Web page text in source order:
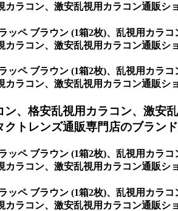
カラコン、激安乱視用カラコン通販シ
ッペ ブラウン (1箱2枚)、乱視用カ
カラコン、激安乱視用カラコン通販シ
ッペ ブラウン (1箱2枚)、乱視用カ
カラコン、激安乱視用カラコン通販シ
、格安乱視用カラコン、激安
トレンズ通販専門店のブラン
ッペ ブラウン (1箱2枚)、乱視用カ
カラコン、激安乱視用カラコン通販シ
ッペ ブラウン (1箱2枚)、乱視用カ
カラコン、激安乱視用カラコン通販シ